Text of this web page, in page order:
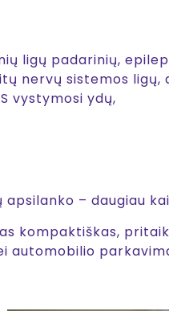
ligų padarinių,
nervų sistemos ligų,
vystymosi ydų,
– daugiau
kompaktiškas,
automobilio